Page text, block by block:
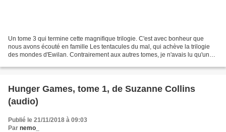
Un tome 3 qui termine cette magnifique trilogie. C'est avec bonheur que
nous avons écouté en famille Les tentacules du mal, qui achève la trilogie
des mondes d'Ewilan. Contrairement aux autres tomes, je n'avais lu qu'une
Hunger Games, tome 1, de Suzanne Collins
(audio)
Publié le 21/11/2018 à 09:03
Par nemo_